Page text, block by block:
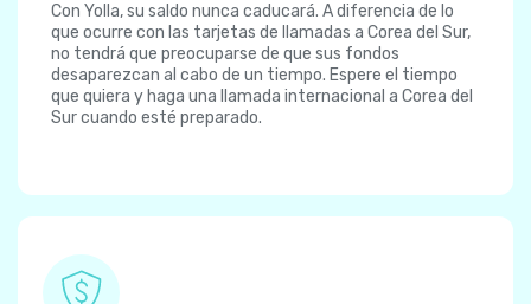
Con Yolla, su saldo nunca caducará. A diferencia de lo
que ocurre con las tarjetas de llamadas a Corea del Sur,
no tendrá que preocuparse de que sus fondos
desaparezcan al cabo de un tiempo. Espere el tiempo
que quiera y haga una llamada internacional a Corea del
Sur cuando esté preparado.